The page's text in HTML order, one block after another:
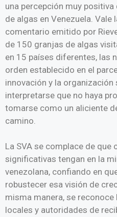
una percepción muy
de algas en Venezuela. Vale
comentario emitido por
de 150 granjas de algas
en 15 países diferentes, las
orden establecido en el
innovación y la organización
interpretarse que no haya
tomarse como un aliciente
camino.
La SVA se complace de que
significativas tengan en la
venezolana, confiando en
robustecer esa visión de
misma manera, se
locales y autoridades de